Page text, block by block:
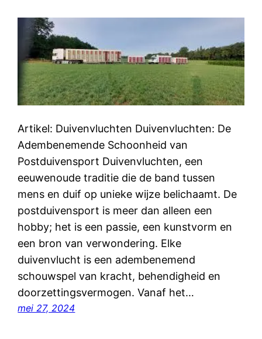
Artikel: Duivenvluchten Duivenvluchten: De
Adembenemende Schoonheid van
Postduivensport Duivenvluchten, een
eeuwenoude traditie die de band tussen
mens en duif op unieke wijze belichaamt. De
postduivensport is meer dan alleen een
hobby; het is een passie, een kunstvorm en
een bron van verwondering. Elke
duivenvlucht is een adembenemend
schouwspel van kracht, behendigheid en
doorzettingsvermogen. Vanaf het…
mei 27, 2024